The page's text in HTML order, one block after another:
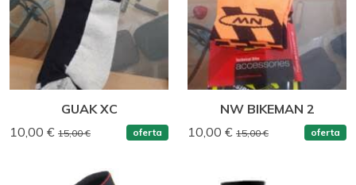
GUAK XC
10,00 € 15,00 € oferta
NW BIKEMAN 2
10,00 € 15,00 € oferta